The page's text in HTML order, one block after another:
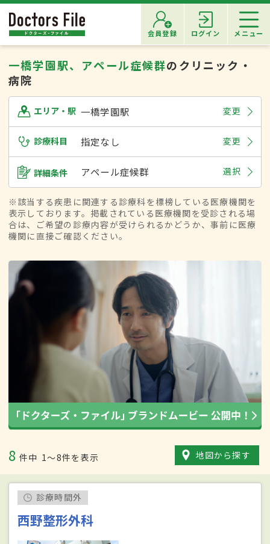
会員登録 ログイン メニュー
一橋学園駅、アペール症候群のクリニック・
病院
エリア・駅 一橋学園駅 変更
診療科目 指定なし 変更
詳細条件 アペール症候群 選択
※該当する疾患に関連する診療科を標榜している医療機関を
表示しております。掲載されている医療機関を受診される場
合は、ご希望の診療内容が受けられるかどうか、事前に医療
機関に直接ご確認ください。
8 件中 1〜8件を表示 地図から探す
診療時間外
西野整形外科